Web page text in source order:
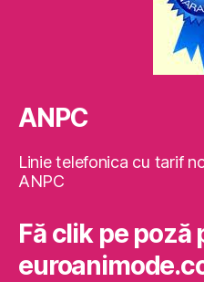
ANPC
Linie telefonica cu tarif
ANPC
Fă clik pe poză